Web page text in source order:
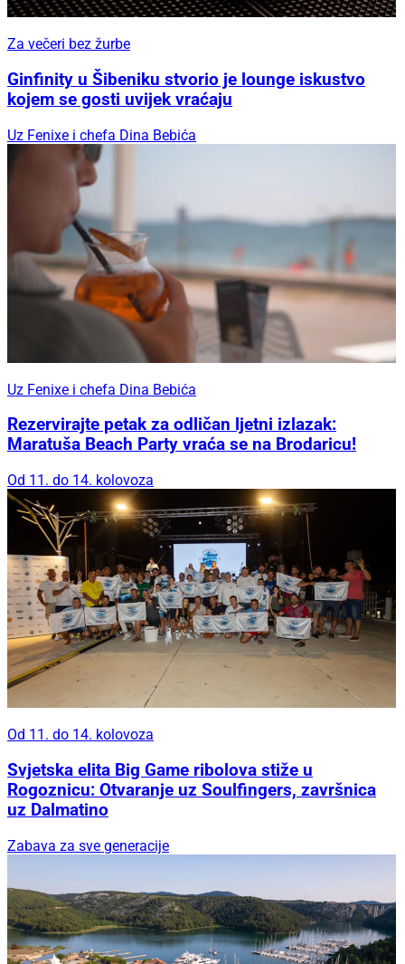
Za večeri bez žurbe
Ginfinity u Šibeniku stvorio je lounge iskustvo
kojem se gosti uvijek vraćaju
Uz Fenixe i chefa Dina Bebića
Uz Fenixe i chefa Dina Bebića
Rezervirajte petak za odličan ljetni izlazak:
Maratuša Beach Party vraća se na Brodaricu!
Od 11. do 14. kolovoza
Od 11. do 14. kolovoza
Svjetska elita Big Game ribolova stiže u
Rogoznicu: Otvaranje uz Soulfingers, završnica
uz Dalmatino
Zabava za sve generacije